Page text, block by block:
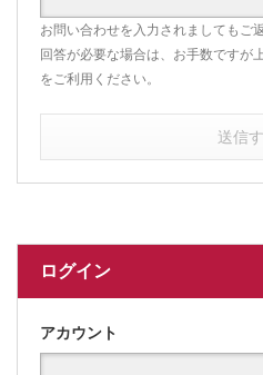
お問い合わせを入力されましてもご
回答が必要な場合は、お手数ですが
をご利用ください。
送信
ログイン
アカウント